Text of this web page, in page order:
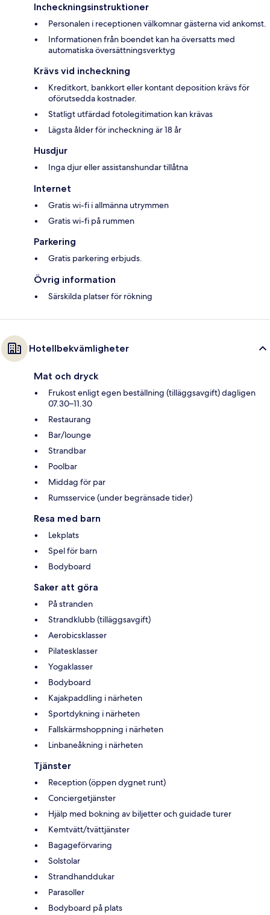
Incheckningsinstruktioner
Personalen i receptionen välkomnar gästerna vid ankomst.
Informationen från boendet kan ha översatts med
automatiska översättningsverktyg
Krävs vid incheckning
Kreditkort, bankkort eller kontant deposition krävs för
oförutsedda kostnader.
Statligt utfärdad fotolegitimation kan krävas
Lägsta ålder för incheckning är 18 år
Husdjur
Inga djur eller assistanshundar tillåtna
Internet
Gratis wi-fi i allmänna utrymmen
Gratis wi-fi på rummen
Parkering
Gratis parkering erbjuds.
Övrig information
Särskilda platser för rökning
Hotellbekvämligheter
Mat och dryck
Frukost enligt egen beställning (tilläggsavgift) dagligen
07.30–11.30
Restaurang
Bar/lounge
Strandbar
Poolbar
Middag för par
Rumsservice (under begränsade tider)
Resa med barn
Lekplats
Spel för barn
Bodyboard
Saker att göra
På stranden
Strandklubb (tilläggsavgift)
Aerobicsklasser
Pilatesklasser
Yogaklasser
Bodyboard
Kajakpaddling i närheten
Sportdykning i närheten
Fallskärmshoppning i närheten
Linbaneåkning i närheten
Tjänster
Reception (öppen dygnet runt)
Conciergetjänster
Hjälp med bokning av biljetter och guidade turer
Kemtvätt/tvättjänster
Bagageförvaring
Solstolar
Strandhanddukar
Parasoller
Bodyboard på plats